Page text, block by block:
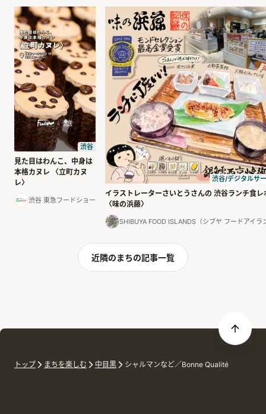
渋谷
見た目はわんこ、中身は
本格カヌレ 〈立町カヌ
レ〉
渋谷 東急フードショー
渋谷/デジタルサ
イラストレーターさいとうさんの 渋谷ランチ食レ
〈味の浜藤〉
SHIBUYA FOOD ISLANDS（シブヤ フードアイラ
近隣のまちの記事一覧
トップ まちを楽しむ 中目黒 シャルマンなど／Bonne Qualité